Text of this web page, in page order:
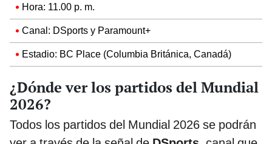
Hora: 11.00 p. m.
Canal: DSports y Paramount+
Estadio: BC Place (Columbia Británica, Canadá)
¿Dónde ver los partidos del Mundial
2026?
Todos los partidos del Mundial 2026 se podrán